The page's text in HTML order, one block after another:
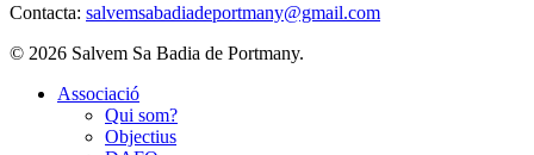
Contacta: salvemsabadiadeportmany@gmail.com
© 2026 Salvem Sa Badia de Portmany.
Close
Associació
Qui som?
Objectius